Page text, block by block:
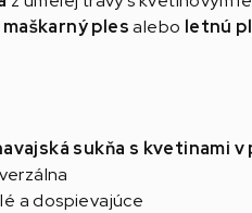
maškarný plesalebo letnú
sukňa s kvetinami v
a dospievajúce